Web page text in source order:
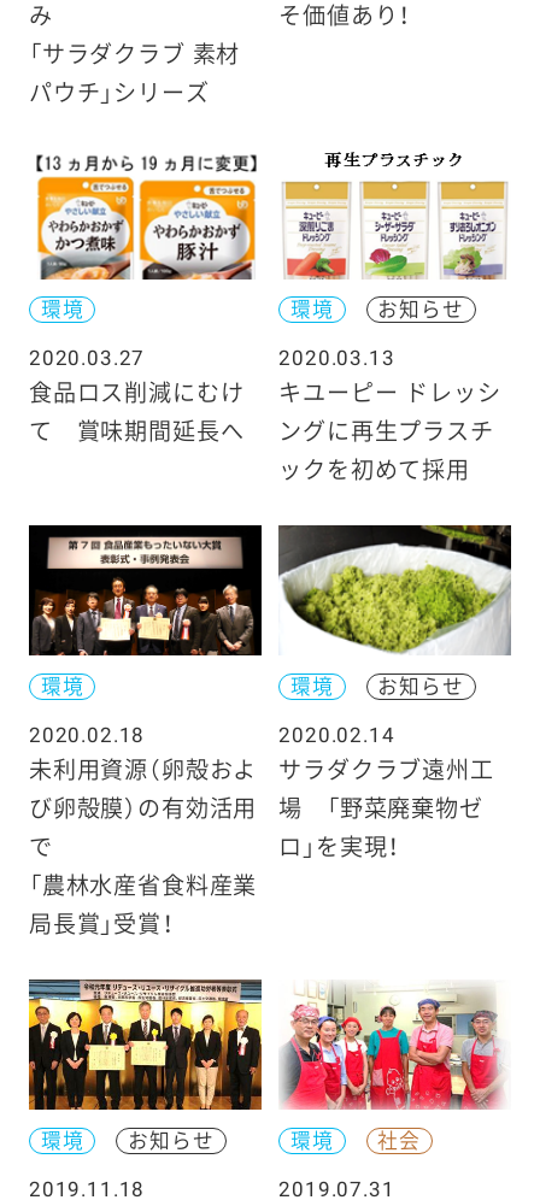
み
「サラダクラブ 素材
パウチ」シリーズ
そ価値あり！
環境
2020.03.27
食品ロス削減にむけ
て 賞味期間延長へ
環境
お知らせ
2020.03.13
キユーピー ドレッシ
ングに再生プラスチ
ックを初めて採用
環境
2020.02.18
未利用資源（卵殻およ
び卵殻膜）の有効活用
で
「農林水産省食料産業
局長賞」受賞！
環境
お知らせ
2020.02.14
サラダクラブ遠州工
場 「野菜廃棄物ゼ
ロ」を実現！
環境
お知らせ
2019.11.18
環境
社会
2019.07.31